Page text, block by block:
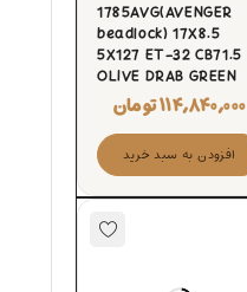
1785AVG(AVENGER
beadlock) 17X8.5
5X127 ET-32 CB71.5
OLIVE DRAB GREEN
۱۱۴,۸۴۰,۰۰۰تومان
افزودن به سبد خرید